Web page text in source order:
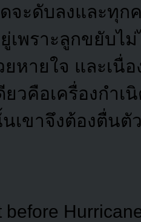
จะดับลงและทุก
เพราะลูกขยับไ
ยหายใจ และเนื่
ยวคือเครื่องกำ
เขาจึงต้องตื่นตั
before